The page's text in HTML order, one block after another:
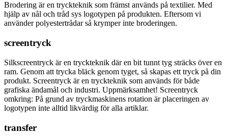
Brodering är en tryckteknik som främst används på textilier. Med
hjälp av nål och tråd sys logotypen på produkten. Eftersom vi
använder polyestertrådar så krymper inte broderingen.
screentryck
Silkscreentryck är en tryckteknik där en bit tunnt tyg sträcks över en
ram. Genom att trycka bläck genom tyget, så skapas ett tryck på din
produkt. Screentryck är en tryckteknik som används för både
grafiska ändamål och industri. Uppmärksamhet! Screentryck
omkring: På grund av tryckmaskinens rotation är placeringen av
logotypen inte alltid likvärdig för alla artiklar.
transfer